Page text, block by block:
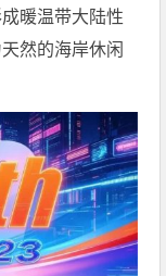
暖温带大陆性
然的海岸休闲